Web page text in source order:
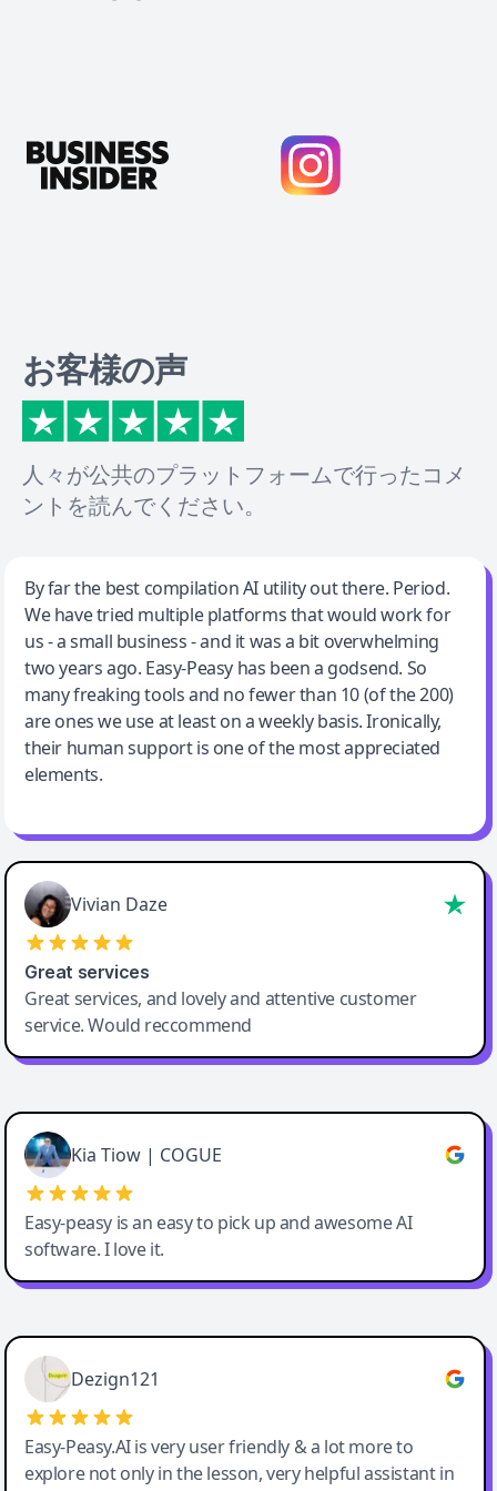
お客様の声
人々が公共のプラットフォームで行ったコメ
ントを読んでください。
Jeff Wilson
By far the best compilation AI utility
By far the best compilation AI utility out there. Period.
We have tried multiple platforms that would work for
us - a small business - and it was a bit overwhelming
two years ago. Easy-Peasy has been a godsend. So
many freaking tools and no fewer than 10 (of the 200)
are ones we use at least on a weekly basis. Ironically,
their human support is one of the most appreciated
elements.
Vivian Daze
Great services
Great services, and lovely and attentive customer
service. Would reccommend
Cody Crabb
Great service, Best AI tool
Kia Tiow | COGUE
Easy-peasy is an easy to pick up and awesome AI
software. I love it.
Easy-Peasy AI
Dezign121
Easy-Peasy.AI is very user friendly & a lot more to
explore not only in the lesson, very helpful assistant in